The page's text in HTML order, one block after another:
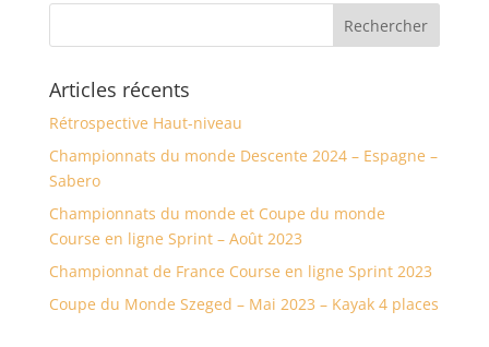
Articles récents
Rétrospective Haut-niveau
Championnats du monde Descente 2024 – Espagne –
Sabero
Championnats du monde et Coupe du monde
Course en ligne Sprint – Août 2023
Championnat de France Course en ligne Sprint 2023
Coupe du Monde Szeged – Mai 2023 – Kayak 4 places